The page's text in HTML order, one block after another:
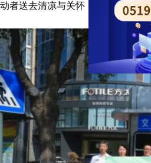
动者送去清凉与关怀，并通过他们